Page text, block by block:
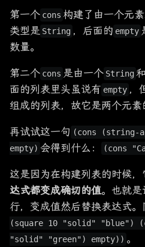
第一个 cons 构建了由一个元
类型是 String ，后面的 empty
数量。
第二个 cons 是由一个 String
面的列表里头虽说有 empty ，
组成的列表，故它是两个元素
再试试这一句 (cons (string-
empty) 会得到什么： (cons
这是因为在构建列表的时候，
达式都变成确切的值。也就是
行，变成值然后替换表达式
(square 10 "solid" "blue")
"solid" "green") empty)) 。